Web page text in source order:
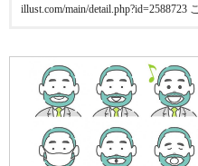
illust.com/main/